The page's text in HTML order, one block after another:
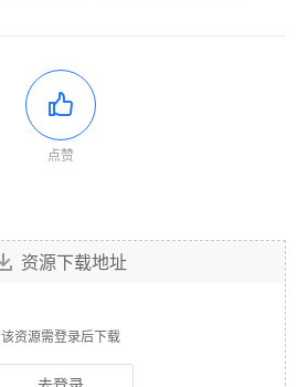
点赞
资源下载地址
该资源需登录后下载